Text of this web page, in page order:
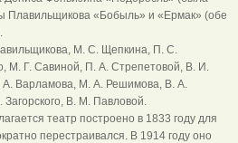
Плавильщикова «Бобыль» и «Ермак» (обе
М. С. Щепкина, П. С.
М. Г. Савиной, П. А. Стрепетовой, В. И.
Варламова, М. А. Решимова, В. А.
В. М. Павловой.
театр построено в 1833 году для
перестраивался. В 1914 году оно